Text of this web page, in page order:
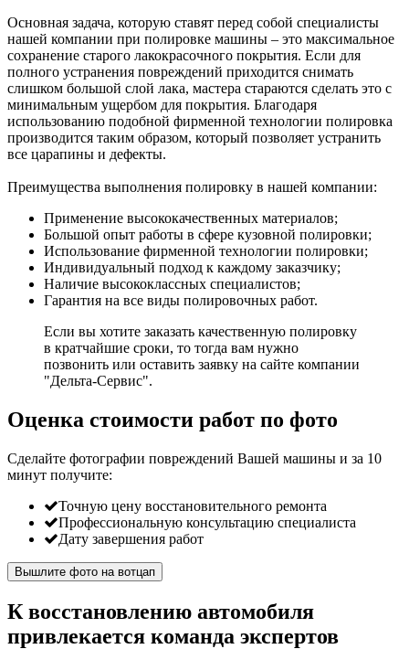
Основная задача, которую ставят перед собой специалисты
нашей компании при полировке машины – это максимальное
сохранение старого лакокрасочного покрытия. Если для
полного устранения повреждений приходится снимать
слишком большой слой лака, мастера стараются сделать это с
минимальным ущербом для покрытия. Благодаря
использованию подобной фирменной технологии полировка
производится таким образом, который позволяет устранить
все царапины и дефекты.
Преимущества выполнения полировку в нашей компании:
Применение высококачественных материалов;
Большой опыт работы в сфере кузовной полировки;
Использование фирменной технологии полировки;
Индивидуальный подход к каждому заказчику;
Наличие высококлассных специалистов;
Гарантия на все виды полировочных работ.
Если вы хотите заказать качественную полировку
в кратчайшие сроки, то тогда вам нужно
позвонить или оставить заявку на сайте компании
"Дельта-Сервис".
Оценка стоимости работ по фото
Сделайте фотографии повреждений Вашей машины и за 10
минут получите:
Точную цену восстановительного ремонта
Профессиональную консультацию специалиста
Дату завершения работ
Вышлите фото на вотцап
К восстановлению автомобиля
привлекается команда экспертов